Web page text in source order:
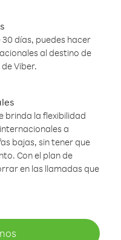
días, puedes hacer
al destino de
Viber.
brinda la flexibilidad
a
bajas, sin tener que
Con el plan de
en las llamadas que